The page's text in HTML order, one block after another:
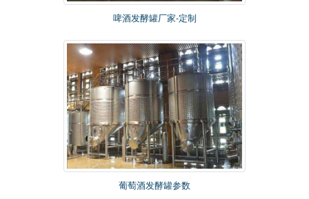
啤酒发酵罐厂家-定制
葡萄酒发酵罐参数